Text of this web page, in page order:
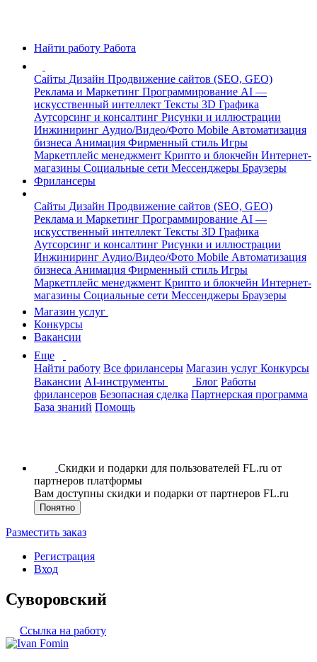
Найти работу Работа
Сайты Дизайн Продвижение сайтов (SEO, GEO)
Реклама и Маркетинг Программирование AI —
искусственный интеллект Тексты 3D Графика
Аутсорсинг и консалтинг Рисунки и иллюстрации
Инжиниринг Аудио/Видео/Фото Mobile Автоматизация
бизнеса Анимация Фирменный стиль Игры
Маркетплейс менеджмент Крипто и блокчейн Интернет-
магазины Социальные сети Мессенджеры Браузеры
Фрилансеры
Сайты Дизайн Продвижение сайтов (SEO, GEO)
Реклама и Маркетинг Программирование AI —
искусственный интеллект Тексты 3D Графика
Аутсорсинг и консалтинг Рисунки и иллюстрации
Инжиниринг Аудио/Видео/Фото Mobile Автоматизация
бизнеса Анимация Фирменный стиль Игры
Маркетплейс менеджмент Крипто и блокчейн Интернет-
магазины Социальные сети Мессенджеры Браузеры
Магазин услуг
Конкурсы
Вакансии
Еще
Найти работу Все фрилансеры Магазин услуг Конкурсы
Вакансии AI-инструменты Блог Работы
фрилансеров Безопасная сделка Партнерская программа
База знаний Помощь
Скидки и подарки для пользователей FL.ru от
партнеров платформы
Вам доступны скидки и подарки от партнеров FL.ru
Понятно
Разместить заказ
Регистрация
Вход
Суворовский
Ссылка на работу